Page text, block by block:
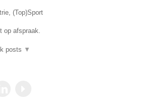
(Top)Sport
op afspraak.
posts ▼